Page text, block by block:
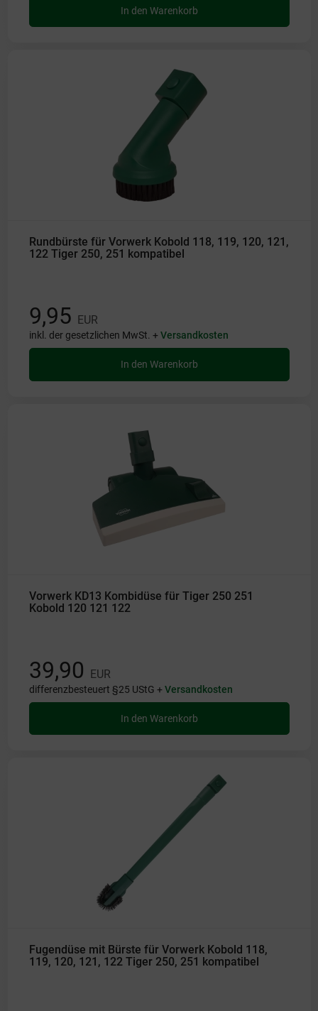
In den Warenkorb
Rundbürste für Vorwerk Kobold 118, 119, 120, 121,
122 Tiger 250, 251 kompatibel
9,95 EUR
inkl. der gesetzlichen MwSt. +Versandkosten
In den Warenkorb
Vorwerk KD13 Kombidüse für Tiger 250 251
Kobold 120 121 122
39,90 EUR
differenzbesteuert §25 UStG +Versandkosten
In den Warenkorb
Fugendüse mit Bürste für Vorwerk Kobold 118,
119, 120, 121, 122 Tiger 250, 251 kompatibel